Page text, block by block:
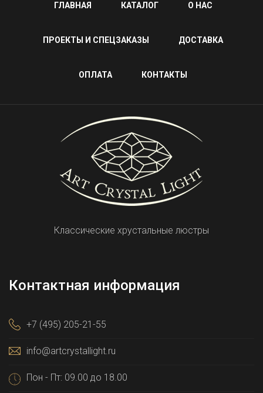
ГЛАВНАЯ КАТАЛОГ О НАС
ПРОЕКТЫ И СПЕЦЗАКАЗЫ ДОСТАВКА
ОПЛАТА КОНТАКТЫ
Классические хрустальные люстры
Контактная информация
+7 (495) 205-21-55
info@artcrystallight.ru
Пон - Пт: 09.00 до 18.00